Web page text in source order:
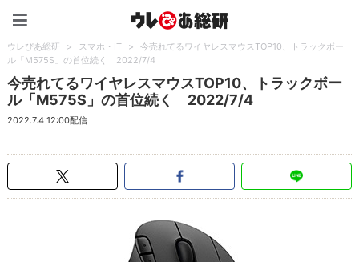
ウレぴあ総研 > スマホ・IT >
今売れてるワイヤレスマウスTOP10、トラックボー
ル「M575S」の首位続く 2022/7/4
今売れてるワイヤレスマウスTOP10、トラックボー
ル「M575S」の首位続く 2022/7/4
2022.7.4 12:00配信